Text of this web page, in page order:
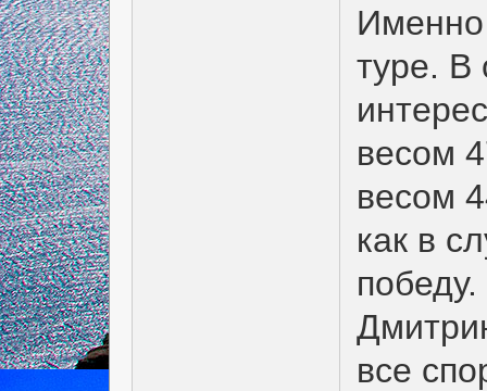
туре. В
весом
весом
как в
все